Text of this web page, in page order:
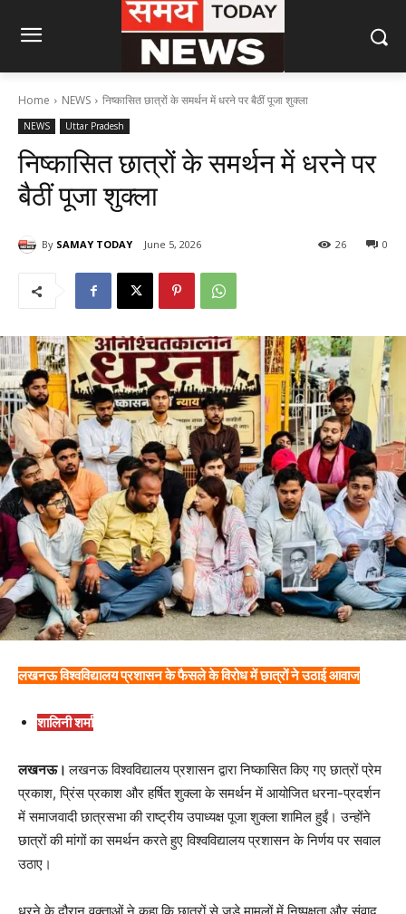
Home NEWS निष्कासित छात्रों के समर्थन में धरने पर बैठीं पूजा शुक्ला
NEWS Uttar Pradesh
निष्कासित छात्रों के समर्थन में धरने पर
बैठीं पूजा शुक्ला
By SAMAY TODAY June 5, 2026 0
26
लखनऊ विश्वविद्यालय प्रशासन के फैसले के विरोध में छात्रों ने उठाई आवाज
शालिनी शर्मा
लखनऊ।लखनऊ विश्वविद्यालय प्रशासन द्वारा निष्कासित किए गए छात्रों प्रेम
प्रकाश, प्रिंस प्रकाश और हर्षित शुक्ला के समर्थन में आयोजित धरना-प्रदर्शन
में समाजवादी छात्रसभा की राष्ट्रीय उपाध्यक्ष पूजा शुक्ला शामिल हुईं। उन्होंने
छात्रों की मांगों का समर्थन करते हुए विश्वविद्यालय प्रशासन के निर्णय पर सवाल
उठाए।